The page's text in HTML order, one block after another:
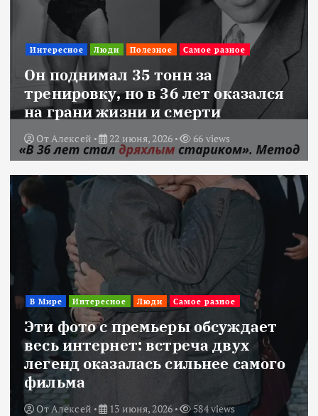
Интересное Люди Полезное Самое разное
Он поднимал 35 тонн за
тренировку, но в 36 лет оказался
на грани жизни и смерти
От Алексей 22 июня, 2026 66 views
В Мире Интересное Люди Самое разное
Эти фото с премьеры обсуждает
весь интернет: встреча двух
легенд оказалась сильнее самого
фильма
От Алексей 13 июня, 2026 584 views